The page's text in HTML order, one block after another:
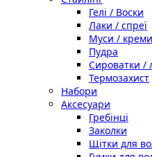
Гелі / Воски
Лаки / спреї
Муси / креми
Пудра
Сироватки /
Термозахист
Набори
Аксесуари
Гребінці
Заколки
Щітки для